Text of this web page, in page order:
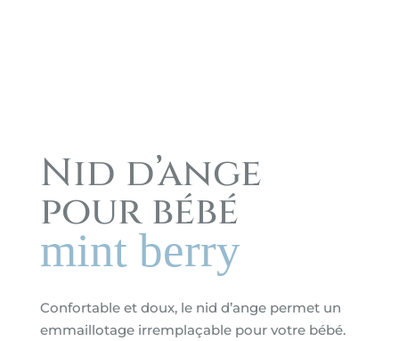
Nid d’ange
pour bébé
mint berry
Confortable et doux, le nid d’ange permet un
emmaillotage irremplaçable pour votre bébé.